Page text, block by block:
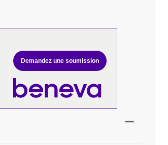
Demandez une soumission